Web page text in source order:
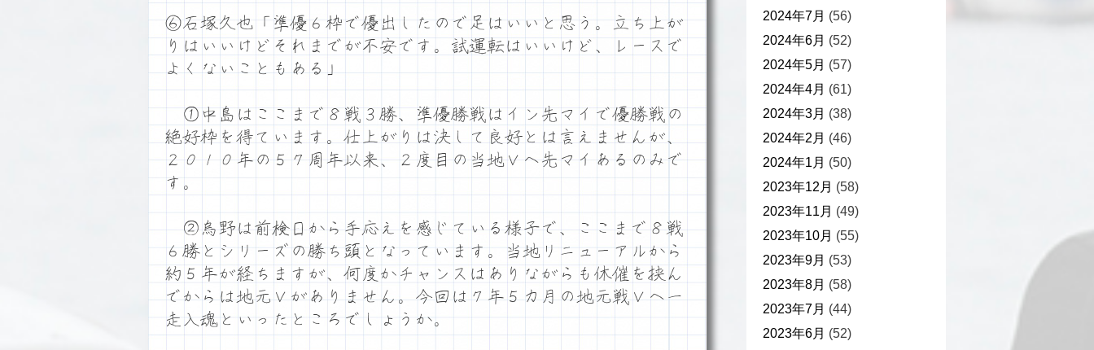
⑥石塚久也「準優６枠で優出したので足はいいと思う。立ち上が
りはいいけどそれまでが不安です。試運転はいいけど、レースで
よくないこともある」
①中島はここまで８戦３勝、準優勝戦はイン先マイで優勝戦の
絶好枠を得ています。仕上がりは決して良好とは言えませんが、
２０１０年の５７周年以来、２度目の当地Ｖへ先マイあるのみで
す。
②烏野は前検日から手応えを感じている様子で、ここまで８戦
６勝とシリーズの勝ち頭となっています。当地リニューアルから
約５年が経ちますが、何度かチャンスはありながらも休催を挟ん
でからは地元Ｖがありません。今回は７年５カ月の地元戦Ｖへ一
走入魂といったところでしょうか。
2024年7月 (56)
2024年6月 (52)
2024年5月 (57)
2024年4月 (61)
2024年3月 (38)
2024年2月 (46)
2024年1月 (50)
2023年12月 (58)
2023年11月 (49)
2023年10月 (55)
2023年9月 (53)
2023年8月 (58)
2023年7月 (44)
2023年6月 (52)